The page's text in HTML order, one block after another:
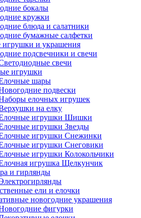
бокалы
кружки
блюда и салатники
бумажные салфетки
игрушки и украшения
подсвечники и свечи
свечи
игрушки
шары
подвески
елочных игрушек
на елку
игрушки Шишки
игрушки Звезды
игрушки Снежинки
игрушки Снеговики
игрушки Колокольчики
игрушка Щелкунчик
и гирлянды
ели и елочки
новогодние украшения
фигурки